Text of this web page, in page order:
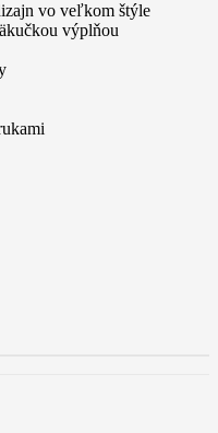
vo veľkom štýle
výplňou